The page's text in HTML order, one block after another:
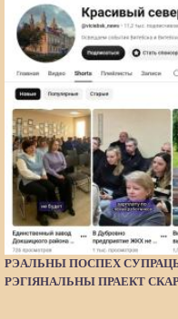
РЭАЛЬНЫ ПОСПЕХ
РЭГІЯНАЛЬНЫ ПРАЕКТ